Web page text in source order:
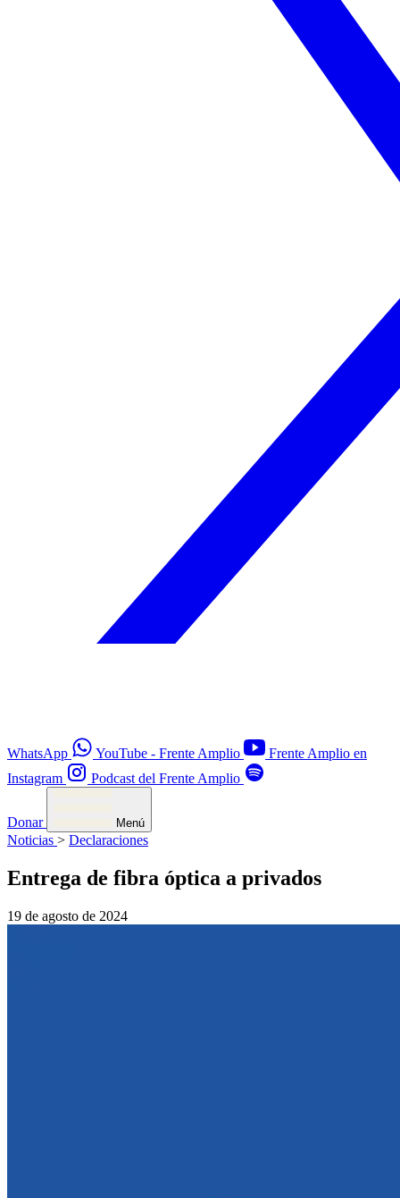
WhatsApp YouTube - Frente Amplio
Frente Amplio en
Instagram
Podcast del Frente Amplio
Donar Menú
Noticias > Declaraciones
Entrega de fibra óptica a privados
19 de agosto de 2024